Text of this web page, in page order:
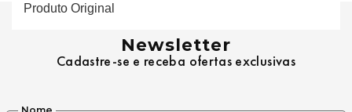
Produto Original
Newsletter
Cadastre-se e receba ofertas exclusivas